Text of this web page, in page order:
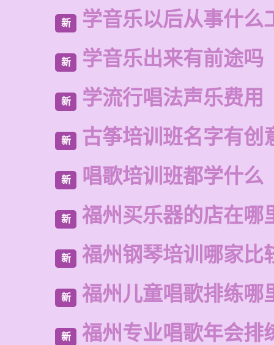
新 学音乐以后从事什么
新 学音乐出来有前途吗
新 学流行唱法声乐费用
新 古筝培训班名字有创
新 唱歌培训班都学什么
新 福州买乐器的店在哪
新 福州钢琴培训哪家比
新 福州儿童唱歌排练哪
新 福州专业唱歌年会排